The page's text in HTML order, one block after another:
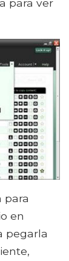
para
en
pegarla